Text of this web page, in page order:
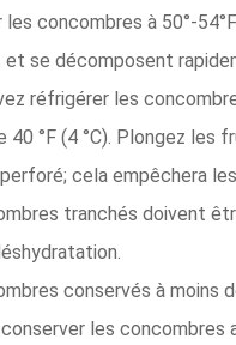
les concombres à 50°-
et se décomposent
réfrigérer les
40 °F (4 °C). Plongez
cela empêchera
tranchés doivent
conservés à moins
les concombres